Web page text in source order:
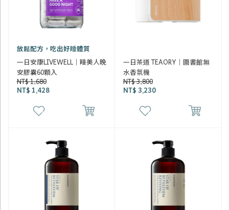
放鬆配方，吃出好睡體質
一日安康LIVEWELL｜睡美人晚
安膠囊60顆入
NT$ 1,680
NT$ 1,428
一日茶道 TEAORY｜圖書館無
水香氛機
NT$ 3,800
NT$ 3,230